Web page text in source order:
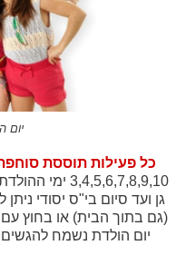
יום
כל פעילות תוססת
גן ועד סיום בי"ס יסודי
(גם בתוך הבית) או בחוץ
יום הולדת נשמח